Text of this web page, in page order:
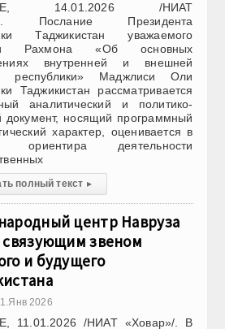
14.01.2026 /НИАТ
. Послание Президента
Таджикистан уважаемого
Рахмона «Об основных
внутренней и внешней
республики» Маджлиси Оли
Таджикистан рассматривается
аналитический и политико-
документ, носящий программный
характер, оценивается в
ориентира деятельности
полный текст ▸
центр Навруза
связующим звеном
и будущего
2026
11.01.2026 /НИАТ «Ховар»/. В